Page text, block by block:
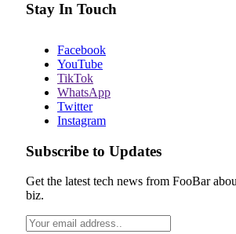
Stay In Touch
Facebook
YouTube
TikTok
WhatsApp
Twitter
Instagram
Subscribe to Updates
Get the latest tech news from FooBar
biz.